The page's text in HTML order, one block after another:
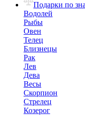
Подарки по
Водолей
Рыбы
Овен
Телец
Близнецы
Рак
Лев
Дева
Весы
Скорпион
Стрелец
Козерог